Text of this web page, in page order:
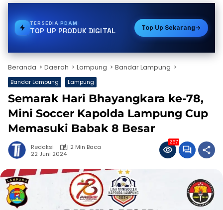
TERSEDIAVOUCHER GAME
TOP UP PRODUK DIGITAL Top Up Sekarang
Beranda Daerah Lampung Bandar Lampung
Bandar Lampung Lampung
Semarak Hari Bhayangkara ke-78,
Mini Soccer Kapolda Lampung Cup
Memasuki Babak 8 Besar
Redaksi
2 Min Baca
22 Juni 2024
267